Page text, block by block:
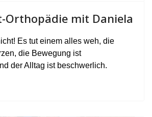
Orthopädie mit Daniela
Es tut einem alles weh, die
die Bewegung ist
der Alltag ist beschwerlich.